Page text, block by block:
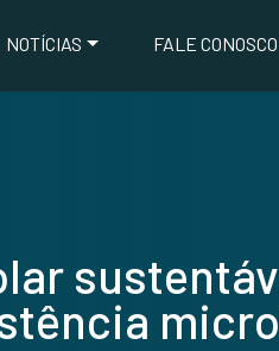
NOTÍCIAS FALE CONOSCO